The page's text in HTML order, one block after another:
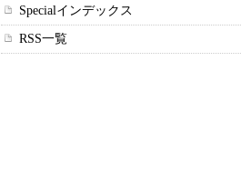
Specialインデックス
RSS一覧